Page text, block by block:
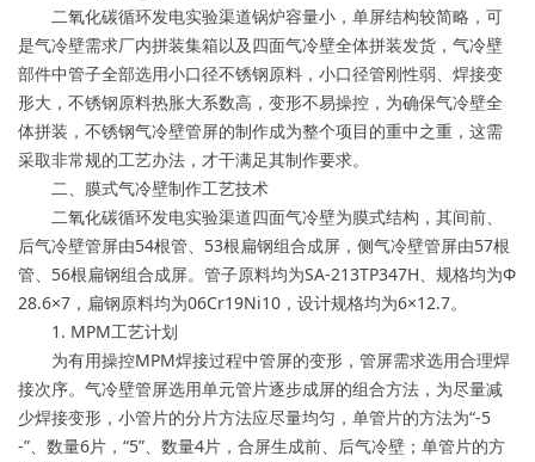
二氧化碳循环发电实验渠道锅炉容量小，单屏结构较简略，可
是气冷壁需求厂内拼装集箱以及四面气冷壁全体拼装发货，气冷壁
部件中管子全部选用小口径不锈钢原料，小口径管刚性弱、焊接变
形大，不锈钢原料热胀大系数高，变形不易操控，为确保气冷壁全
体拼装，不锈钢气冷壁管屏的制作成为整个项目的重中之重，这需
采取非常规的工艺办法，才干满足其制作要求。
二、膜式气冷壁制作工艺技术
二氧化碳循环发电实验渠道四面气冷壁为膜式结构，其间前、
后气冷壁管屏由54根管、53根扁钢组合成屏，侧气冷壁管屏由57根
管、56根扁钢组合成屏。管子原料均为SA-213TP347H、规格均为Φ
28.6×7，扁钢原料均为06Cr19Ni10，设计规格均为6×12.7。
1. MPM工艺计划
为有用操控MPM焊接过程中管屏的变形，管屏需求选用合理焊
接次序。气冷壁管屏选用单元管片逐步成屏的组合方法，为尽量减
少焊接变形，小管片的分片方法应尽量均匀，单管片的方法为“-5
-”、数量6片，“5”、数量4片，合屏生成前、后气冷壁；单管片的方